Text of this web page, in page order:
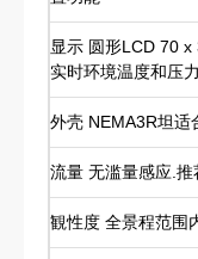
显示 圆形LCD 70
实时环境温度和压力
外壳 NEMA3R坦适
流量 无滥量感应.
観性度 全景程范围